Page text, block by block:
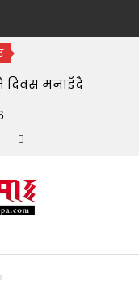
दिवस मनाइँदै